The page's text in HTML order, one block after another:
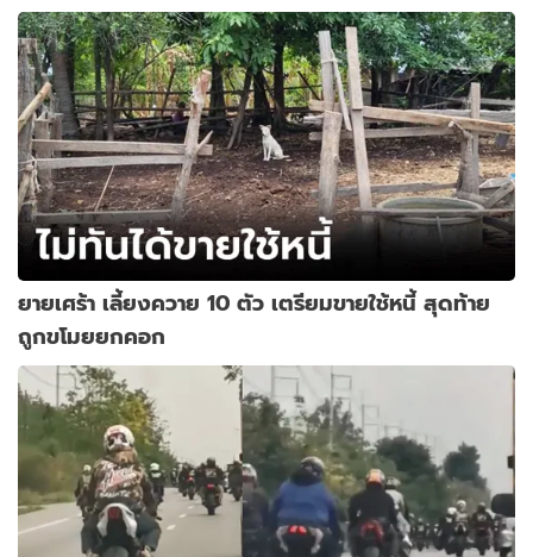
ยายเศร้า เลี้ยงควาย 10 ตัว เตรียมขายใช้หนี้ สุดท้าย
ถูกขโมยยกคอก